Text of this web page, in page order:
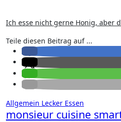
Ich esse nicht gerne Honig, aber
Teile diesen Beitrag auf ...
Allgemein Lecker Essen
monsieur cuisine